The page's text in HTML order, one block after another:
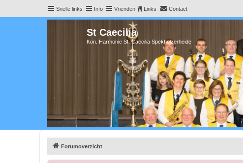
Snelle links Info Vrienden Links Contact
St Caecilia
Kon. Harmonie St. Caecilia Spekholzerheide
Forumoverzicht